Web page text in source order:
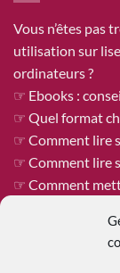
Vous n’êtes pas
utilisation sur
ordinateurs ?
☞ Ebooks :
☞ Quel format
☞ Comment lire
☞ Comment lire
☞ Comment
ÊTRE